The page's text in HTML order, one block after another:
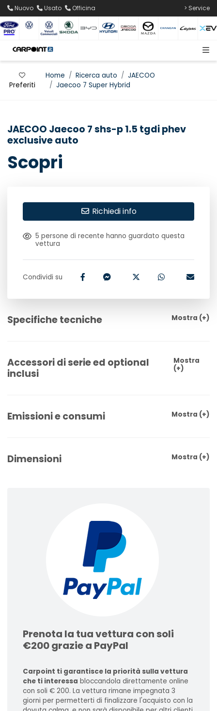
Nuovo Usato Officina > Service
Preferiti
Home Ricerca auto
JAECOO
Jaecoo 7 Super Hybrid
JAECOO Jaecoo 7 shs-p 1.5 tgdi phev
exclusive auto
Scopri
Richiedi info
5 persone di recente hanno guardato questa
vettura
Condividi su
Specifiche tecniche Mostra (+)
Accessori di serie ed optional
inclusi
Mostra
(+)
Emissioni e consumi Mostra (+)
Dimensioni Mostra (+)
Prenota la tua vettura con soli
€200 grazie a PayPal
Carpoint ti garantisce la priorità sulla vettura
che ti interessa bloccandola direttamente online
con soli € 200. La vettura rimane impegnata 3
giorni per permetterti di finalizzare l'acquisto con la